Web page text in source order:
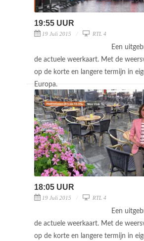
19:55 UUR
19 Juli 2015 RTL 4
Een
de actuele weerkaart. Met de
op de korte en langere termijn in
Europa.
18:05 UUR
19 Juli 2015 RTL 4
Een
de actuele weerkaart. Met de
op de korte en langere termijn in